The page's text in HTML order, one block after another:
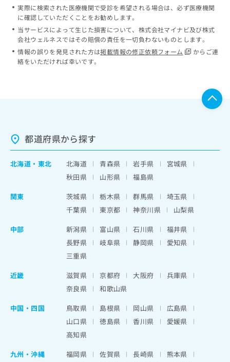
実際に検索された医療機関で受診を希望される場合は、必ず医療機関
に確認していただくことをお勧めします。
当サービスによって生じた損害について、株式会社マイナビ及び株式
会社ウェルネスではその賠償の責任を一切負わないものとします。
情報の誤りを発見された方は掲載情報の修正依頼フォーム
からご連
絡をいただければ幸いです。
都道府県から探す
北海道 ・ 東北 北海道 青森県 岩手県
宮城県
秋田県
山形県
福島県
関東
茨城県 栃木県 群馬県
埼玉県
千葉県
東京都 神奈川県
山梨県
中部
新潟県 富山県 石川県
福井県
長野県
岐阜県 静岡県
愛知県
三重県
近畿
滋賀県 京都府 大阪府
兵庫県
奈良県
和歌山県
中国・四国
鳥取県 島根県 岡山県
広島県
山口県
徳島県 香川県
愛媛県
高知県
九州・沖縄
福岡県 佐賀県 長崎県
熊本県